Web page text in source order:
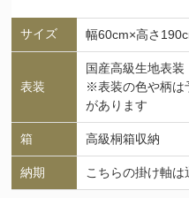
サイズ 幅60cm×高さ
表装
国産高級生地表装
※表装の色や柄は
があります
箱 高級桐箱収納
納期 こちらの掛け軸